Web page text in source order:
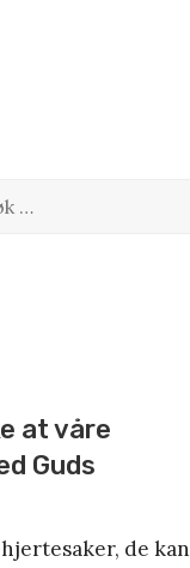
at våre
Guds
de kan